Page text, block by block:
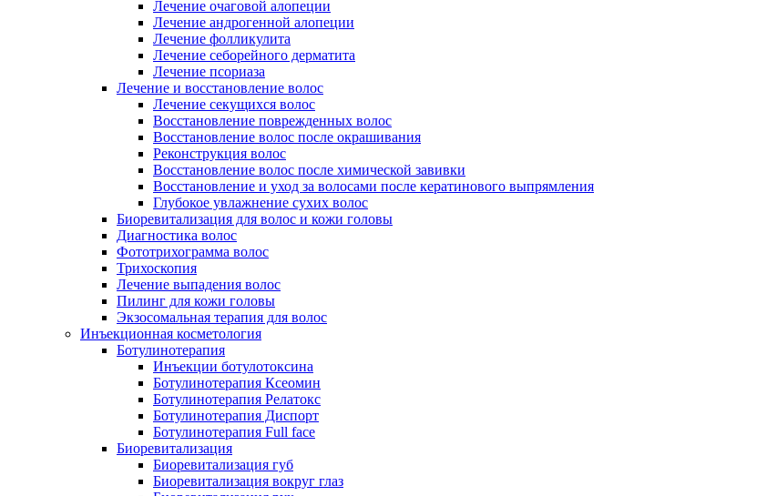
Лечение очаговой алопеции
Лечение андрогенной алопеции
Лечение фолликулита
Лечение себорейного дерматита
Лечение псориаза
Лечение и восстановление волос
Лечение секущихся волос
Восстановление поврежденных волос
Восстановление волос после окрашивания
Реконструкция волос
Восстановление волос после химической завивки
Восстановление и уход за волосами после кератинового выпрямления
Глубокое увлажнение сухих волос
Биоревитализация для волос и кожи головы
Диагностика волос
Фототрихограмма волос
Трихоскопия
Лечение выпадения волос
Пилинг для кожи головы
Экзосомальная терапия для волос
Инъекционная косметология
Ботулинотерапия
Инъекции ботулотоксина
Ботулинотерапия Ксеомин
Ботулинотерапия Релатокс
Ботулинотерапия Диспорт
Ботулинотерапия Full face
Биоревитализация
Биоревитализация губ
Биоревитализация вокруг глаз